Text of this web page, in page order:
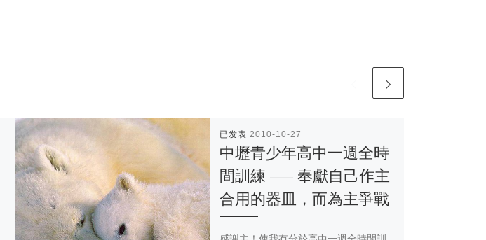
已发表 2010-10-27
中壢青少年高中一週全時
間訓練 —– 奉獻自己作主
合用的器皿，而為主爭戰